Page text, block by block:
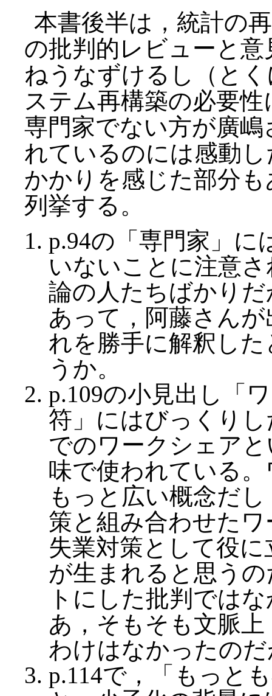
本書後半は，統計の
の批判的レビューと
ねうなずけるし（と
ステム再構築の必要
専門家でない方が廣
れているのには感動
かかりを感じた部分
列挙する。
p.94の「専門家」に
いないことに注意
論の人たちばかり
あって，阿藤さん
れを勝手に解釈し
うか。
p.109の小見出し「
符」にはびっくり
でのワークシェア
味で使われている
もっと広い概念だ
策と組み合わせた
失業対策として役
が生まれると思う
トにした批判では
あ，そもそも文脈
わけはなかったの
p.114で，「もっと